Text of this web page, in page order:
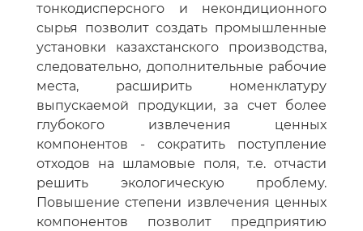
тонкодисперсного и некондиционного
сырья позволит создать промышленные
установки казахстанского производства,
следовательно, дополнительные рабочие
места, расширить номенклатуру
выпускаемой продукции, за счет более
глубокого извлечения ценных
компонентов - сократить поступление
отходов на шламовые поля, т.е. отчасти
решить экологическую проблему.
Повышение степени извлечения ценных
компонентов позволит предприятию